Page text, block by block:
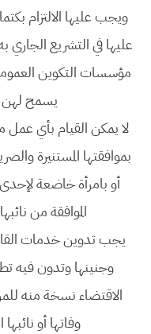
ويجب عليها الالتزام
عليها في التشريع
مؤسسات التكوين
يسمح لهن
لا يمكن القيام بأي عمل
بموافقتها المستنيرة
أو بامرأة خاضعة
الموافقة من
يجب تدوين خدمات
وجنينها وتدون فيه
الاقتضاء نسخة منه
وفاتها أو